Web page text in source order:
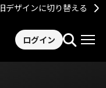
デザインに切り替える
ログイン